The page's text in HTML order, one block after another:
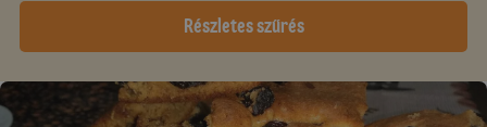
Részletes szűrés